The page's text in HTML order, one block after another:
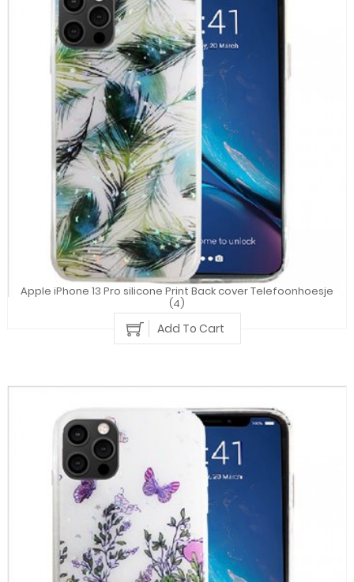
Apple iPhone 13 Pro silicone Print Back cover Telefoonhoesje
(4)
Add To Cart